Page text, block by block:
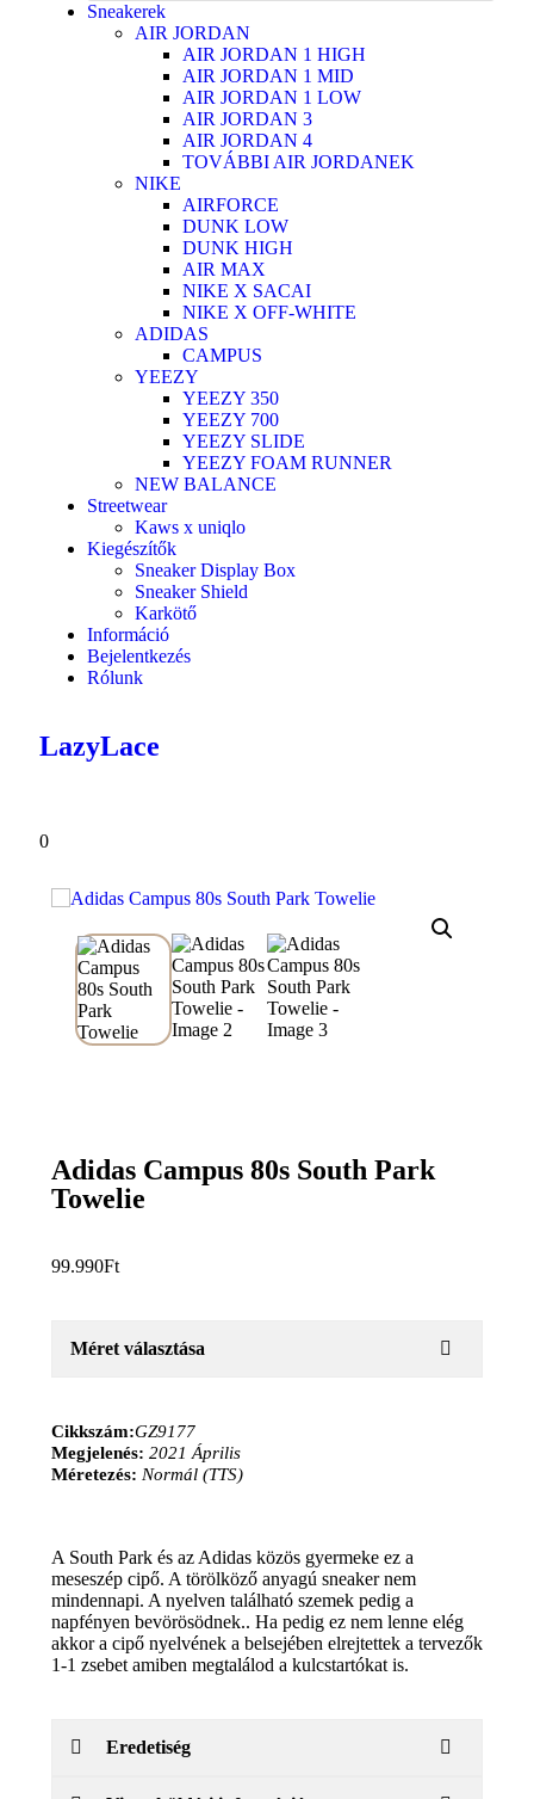
Sneakerek
AIR JORDAN
AIR JORDAN 1 HIGH
AIR JORDAN 1 MID
AIR JORDAN 1 LOW
AIR JORDAN 3
AIR JORDAN 4
TOVÁBBI AIR JORDANEK
NIKE
AIRFORCE
DUNK LOW
DUNK HIGH
AIR MAX
NIKE X SACAI
NIKE X OFF-WHITE
ADIDAS
CAMPUS
YEEZY
YEEZY 350
YEEZY 700
YEEZY SLIDE
YEEZY FOAM RUNNER
NEW BALANCE
Streetwear
Kaws x uniqlo
Kiegészítők
Sneaker Display Box
Sneaker Shield
Karkötő
Információ
Bejelentkezés
Rólunk
LazyLace
0
Adidas Campus 80s South Park
Towelie
99.990Ft
Méret választása
Cikkszám:GZ9177
Megjelenés: 2021 Április
Méretezés: Normál (TTS)
A South Park és az Adidas közös gyermeke ez a
meseszép cipő. A törölköző anyagú sneaker nem
mindennapi. A nyelven található szemek pedig a
napfényen bevörösödnek.. Ha pedig ez nem lenne elég
akkor a cipő nyelvének a belsejében elrejtettek a tervezők
1-1 zsebet amiben megtalálod a kulcstartókat is.
Eredetiség